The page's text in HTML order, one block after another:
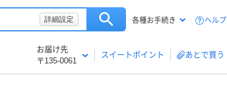
詳細設定 各種お手続き ヘルプ
お届け先
〒135-0061
スイートポイント あとで買う